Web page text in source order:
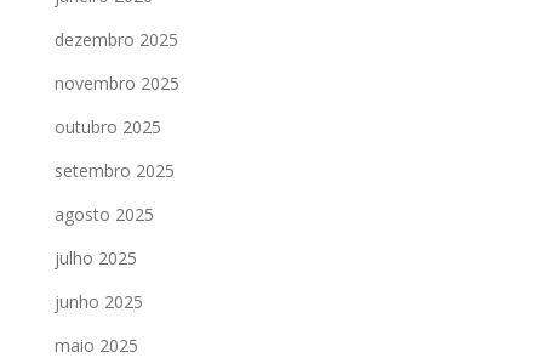
dezembro 2025
novembro 2025
outubro 2025
setembro 2025
agosto 2025
julho 2025
junho 2025
maio 2025